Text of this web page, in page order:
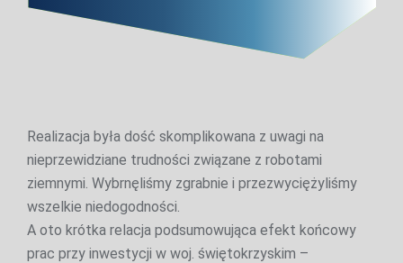
Realizacja była dość skomplikowana z uwagi na
nieprzewidziane trudności związane z robotami
ziemnymi. Wybrnęliśmy zgrabnie i przezwyciężyliśmy
wszelkie niedogodności.
A oto krótka relacja podsumowująca efekt końcowy
prac przy inwestycji w woj. świętokrzyskim –